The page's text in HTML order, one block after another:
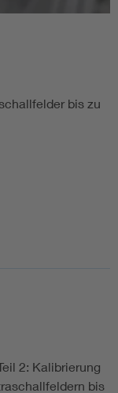
Normung
bis zu
2: Kalibrierung
bis